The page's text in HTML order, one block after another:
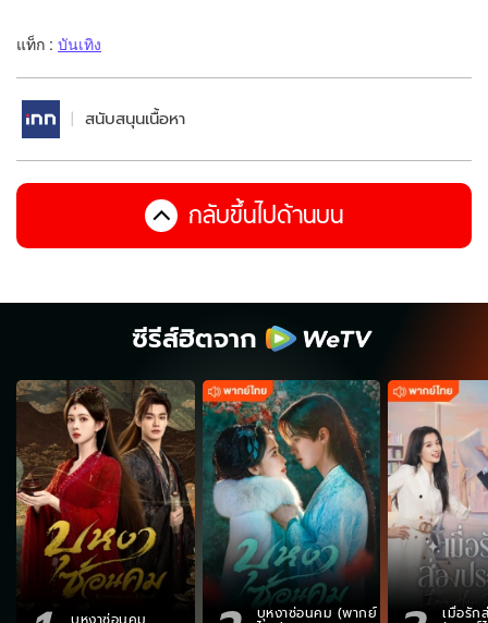
แท็ก : บันเทิง
สนับสนุนเนื้อหา
กลับขึ้นไปด้านบน
ซีรีส์ฮิตจาก
บุหงาซ่อนคม (พากย์ เมื่อรัก